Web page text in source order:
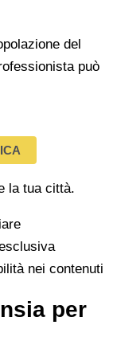
del
può
la tua città.
nei contenuti
per